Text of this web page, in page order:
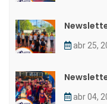
abr 25,
abr 04,